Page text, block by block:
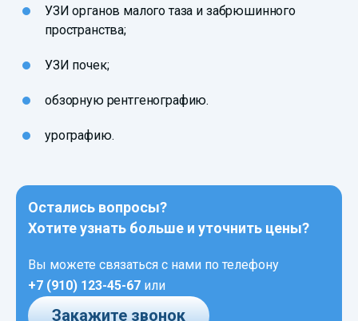
УЗИ органов малого таза и забрюшинного
пространства;
УЗИ почек;
обзорную рентгенографию.
урографию.
Остались вопросы?
Хотите узнать больше и уточнить цены?
Вы можете связаться с нами по телефону
+7 (910) 123-45-67 или
Закажите звонок